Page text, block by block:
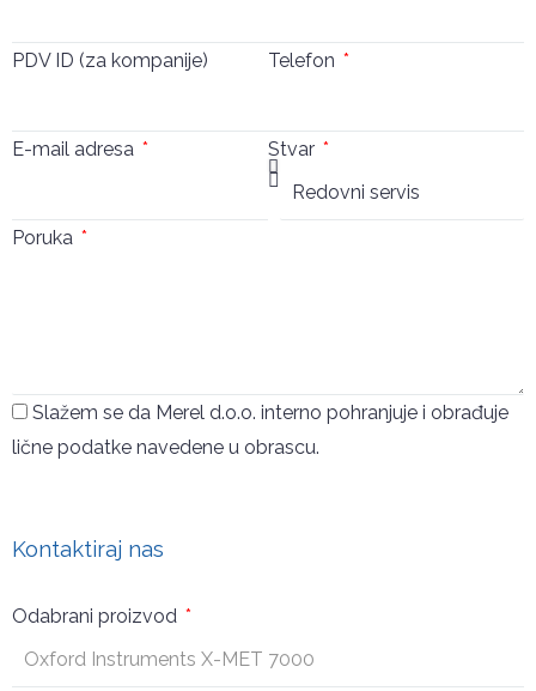
PDV ID (za kompanije) Telefon
E-mail adresa Stvar
Poruka
Slažem se da Merel d.o.o. interno pohranjuje i obrađuje
lične podatke navedene u obrascu.
Kontaktiraj nas
Odabrani proizvod